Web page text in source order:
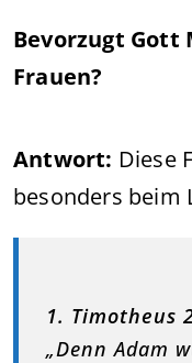
Bevorzugt Gott
Frauen?
Antwort: Diese
besonders beim
1. Timotheus
„Denn Adam